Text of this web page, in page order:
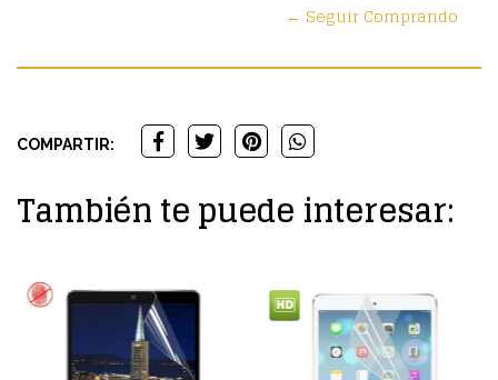
← Seguir Comprando
COMPARTIR:
También te puede interesar: